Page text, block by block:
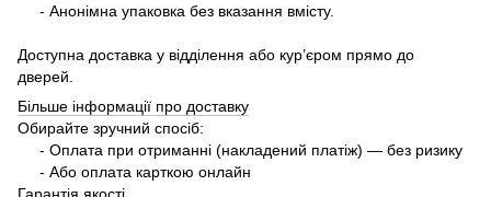
- Анонімна упаковка без вказання вмісту.
Доступна доставка у відділення або кур’єром прямо до
дверей.
Більше інформації про доставку
Обирайте зручний спосіб:
- Оплата при отриманні (накладений платіж) — без ризику
- Або оплата карткою онлайн
Гарантія якості